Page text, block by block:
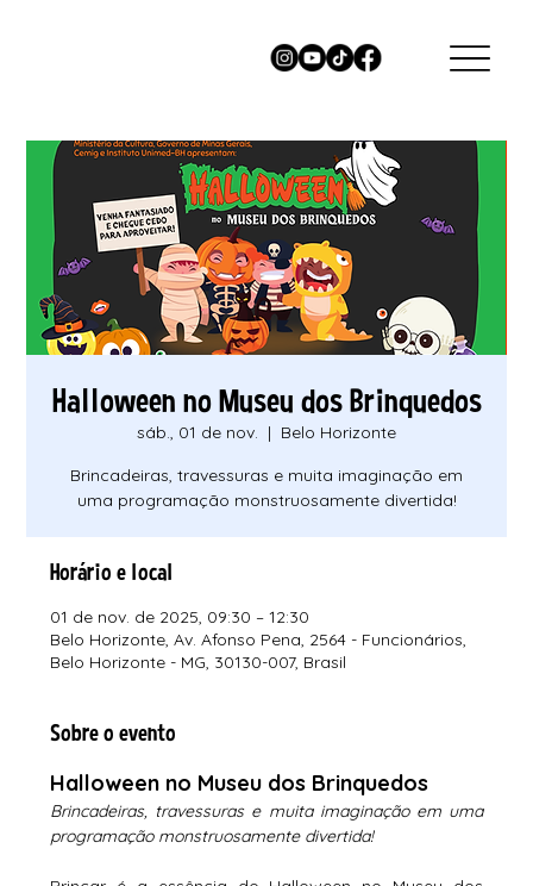
Halloween no Museu dos Brinquedos
sáb., 01 de nov.
  |
Belo Horizonte
Brincadeiras, travessuras e muita imaginação em
uma programação monstruosamente divertida!
Horário e local
01 de nov. de 2025, 09:30 – 12:30
Belo Horizonte, Av. Afonso Pena, 2564 - Funcionários,
Belo Horizonte - MG, 30130-007, Brasil
Sobre o evento
Halloween no Museu dos Brinquedos
Brincadeiras, travessuras e muita imaginação em uma
programação monstruosamente divertida!